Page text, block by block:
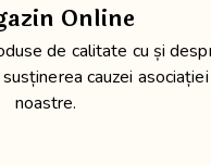
Online
de calitate cu și
cauzei asociației
noastre.